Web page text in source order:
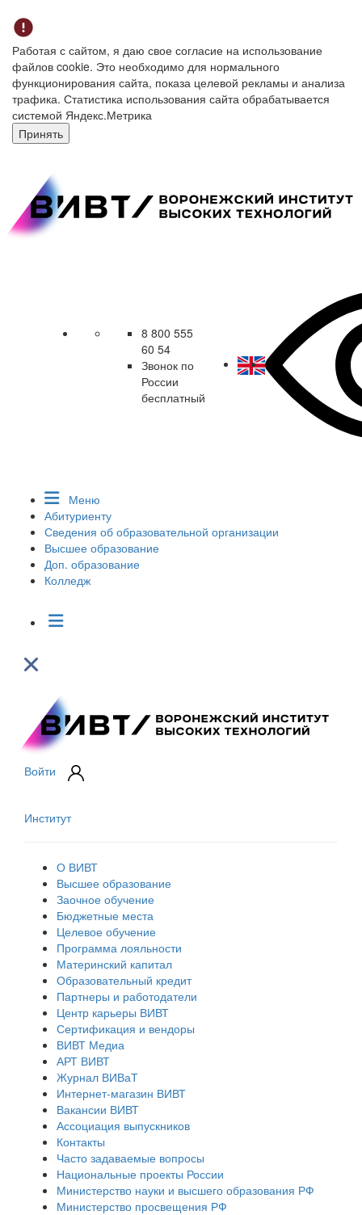
Работая с сайтом, я даю свое согласие на использование
файлов cookie. Это необходимо для нормального
функционирования сайта, показа целевой рекламы и анализа
трафика. Статистика использования сайта обрабатывается
системой Яндекс.Метрика
Принять
8 800 555
60 54
Звонок по
России
бесплатный
Меню
Абитуриенту
Сведения об образовательной организации
Высшее образование
Доп. образование
Колледж
Войти
Институт
О ВИВТ
Высшее образование
Заочное обучение
Бюджетные места
Целевое обучение
Программа лояльности
Материнский капитал
Образовательный кредит
Партнеры и работодатели
Центр карьеры ВИВТ
Сертификация и вендоры
ВИВТ Медиа
АРТ ВИВТ
Журнал ВИВаТ
Интернет-магазин ВИВТ
Вакансии ВИВТ
Ассоциация выпускников
Контакты
Часто задаваемые вопросы
Национальные проекты России
Министерство науки и высшего образования РФ
Министерство просвещения РФ